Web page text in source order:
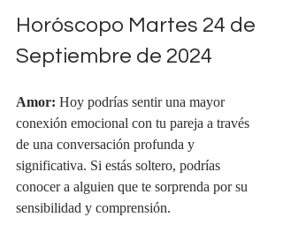
Horóscopo Martes 24 de
Septiembre de 2024
Amor: Hoy podrías sentir una mayor
conexión emocional con tu pareja a través
de una conversación profunda y
significativa. Si estás soltero, podrías
conocer a alguien que te sorprenda por su
sensibilidad y comprensión.